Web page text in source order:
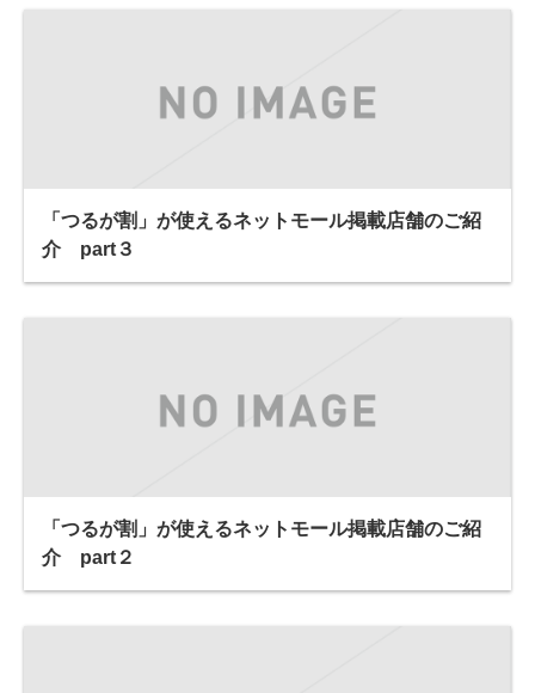
「つるが割」が使えるネットモール掲載店舗のご紹
介 part３
「つるが割」が使えるネットモール掲載店舗のご紹
介 part２